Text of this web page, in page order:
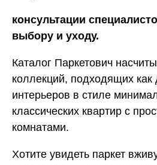
консультации
выбору и уходу.
Каталог Паркетович
коллекций, подходящих
интерьеров в стиле
классических квартир с
комнатами.
Хотите увидеть паркет